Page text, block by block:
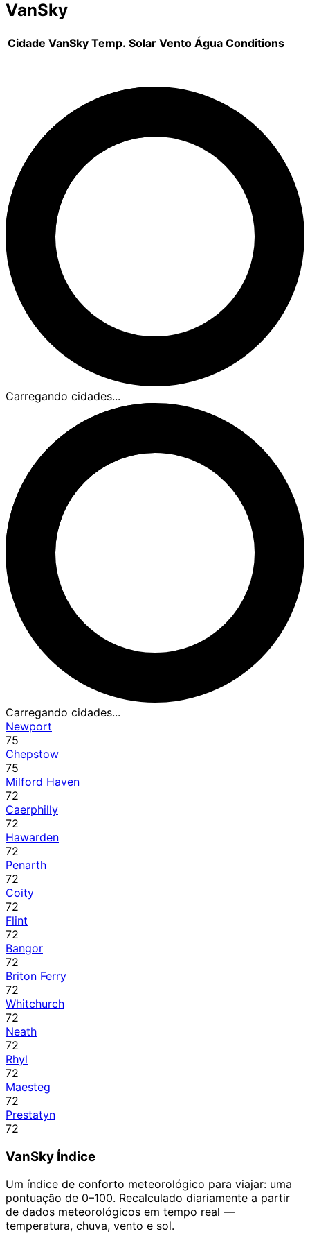
VanSky
Cidade VanSky Temp. Solar Vento Água Conditions
Carregando cidades...
Carregando cidades...
Newport
75
Chepstow
75
Milford Haven
72
Caerphilly
72
Hawarden
72
Penarth
72
Coity
72
Flint
72
Bangor
72
Briton Ferry
72
Whitchurch
72
Neath
72
Rhyl
72
Maesteg
72
Prestatyn
72
VanSky Índice
Um índice de conforto meteorológico para viajar: uma
pontuação de 0–100. Recalculado diariamente a partir
de dados meteorológicos em tempo real —
temperatura, chuva, vento e sol.